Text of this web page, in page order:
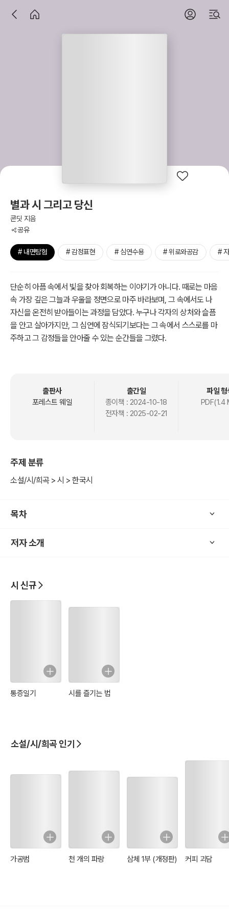
별과 시 그리고 당신
콘딧 지음
공유
# 내면탐험 # 감정표현 # 심연수용 # 위로와공감 #
단순히 아픔 속에서 빛을 찾아 회복하는 이야기가 아니다. 때로는 마음
속 가장 깊은 그늘과 우울을 정면으로 마주 바라보며, 그 속에서도 나
자신을 온전히 받아들이는 과정을 담았다. 누구나 각자의 상처와 슬픔
을 안고 살아가지만, 그 심연에 잠식되기보다는 그 속에서 스스로를 마
주하고 그 감정들을 안아줄 수 있는 순간들을 그렸다.
출판사
포레스트 웨일
출간일
종이책 : 2024-10-18
전자책 : 2025-02-21
파일 형
PDF(1.4
주제 분류
소설/시/희곡 > 시 > 한국시
목차
저자 소개
시 신규
통증일기 시를 즐기는 법
소설/시/희곡 인기
가공범 천 개의 파랑 삼체 1부 (개정판) 커피 괴담